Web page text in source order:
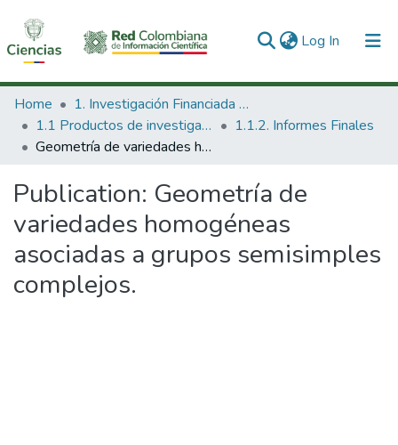
Log In (current)
Communities & Collections
All of DSpace
Home
1. Investigación Financiada con Recursos Públicos
1.1 Productos de investigación
1.1.2. Informes Finales
Geometría de variedades homogéneas asociadas a grupos semisimples complejos.
Publication: Geometría de
variedades homogéneas
asociadas a grupos semisimples
complejos.